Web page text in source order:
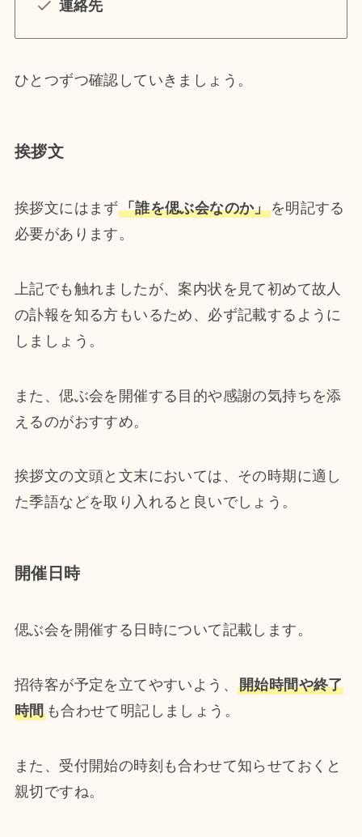
連絡先
ひとつずつ確認していきましょう。
挨拶文
挨拶文にはまず「誰を偲ぶ会なのか」を明記する
必要があります。
上記でも触れましたが、案内状を見て初めて故人
の訃報を知る方もいるため、必ず記載するように
しましょう。
また、偲ぶ会を開催する目的や感謝の気持ちを添
えるのがおすすめ。
挨拶文の文頭と文末においては、その時期に適し
た季語などを取り入れると良いでしょう。
開催日時
偲ぶ会を開催する日時について記載します。
招待客が予定を立てやすいよう、 開始時間や終了
時間も合わせて明記しましょう。
また、受付開始の時刻も合わせて知らせておくと
親切ですね。